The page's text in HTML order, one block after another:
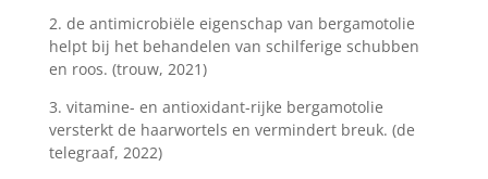
2. de antimicrobiële eigenschap van bergamotolie
helpt bij het behandelen van schilferige schubben
en roos. (trouw, 2021)
3. vitamine- en antioxidant-rijke bergamotolie
versterkt de haarwortels en vermindert breuk. (de
telegraaf, 2022)